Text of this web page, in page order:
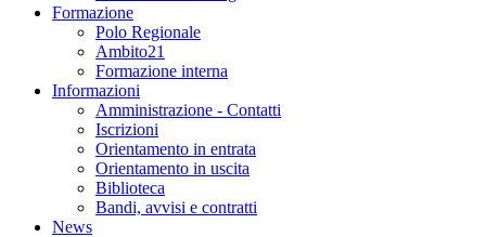
Formazione
Polo Regionale
Ambito21
Formazione interna
Informazioni
Amministrazione - Contatti
Iscrizioni
Orientamento in entrata
Orientamento in uscita
Biblioteca
Bandi, avvisi e contratti
News